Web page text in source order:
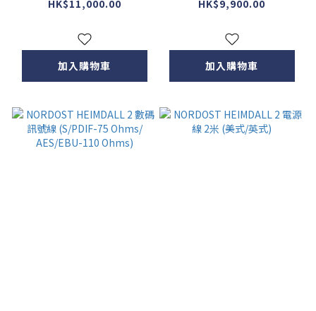
HK$11,000.00
加入購物車
HK$9,900.00
加入購物車